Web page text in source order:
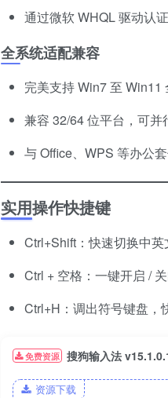
通过微软 WHQL 驱动认
全系统适配兼容
完美支持 Win7 至 Win11
兼容 32/64 位平台，可并
与 Office、WPS 等办公
实用操作快捷键
Ctrl+Shift：快速切换中英
Ctrl + 空格：一键开启 /
Ctrl+H：调出符号键盘，
免费资源 搜狗输入法
资源下载